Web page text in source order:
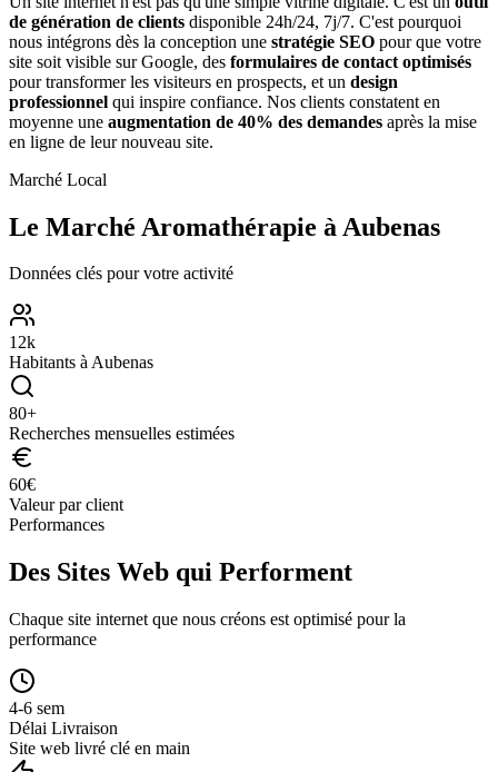
de génération de clients disponible 24h/24, 7j/7. C'est pourquoi
nous intégrons dès la conception une stratégie SEO pour que votre
site soit visible sur Google, des formulaires de contact optimisés
pour transformer les visiteurs en prospects, et un design
professionnel qui inspire confiance. Nos clients constatent en
moyenne une augmentation de 40% des demandes après la mise
en ligne de leur nouveau site.
Marché Local
Le Marché Aromathérapie à Aubenas
Données clés pour votre activité
12k
Habitants àAubenas
80+
Recherches mensuelles estimées
60€
Valeur par client
Performances
Des Sites Web qui Performent
Chaque site internet que nous créons est optimisé pour la
performance
4-6 sem
Délai Livraison
Site web livré clé en main